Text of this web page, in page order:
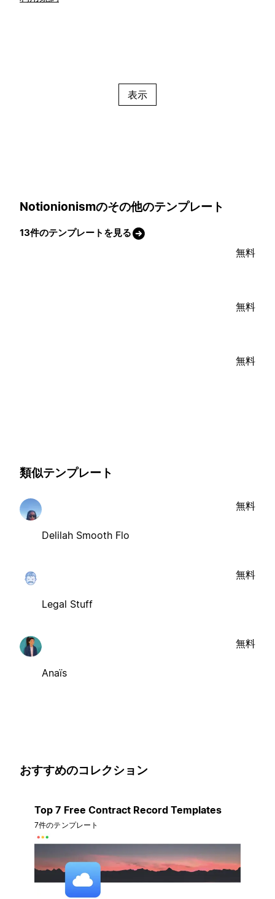
表示
Notionionismのその他のテンプレート
13件のテンプレートを見る
無料
無料
無料
類似テンプレート
Delilah Smooth Flo
無料
Legal Stuff
無料
Anaïs
無料
おすすめのコレクション
Top 7 Free Contract Record Templates
7件のテンプレート